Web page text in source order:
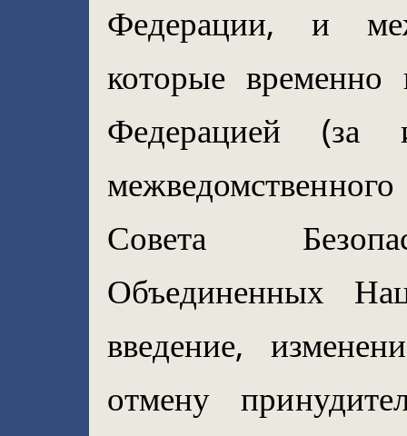
Федерации, и
которые временно
Федерацией (за
Совета
Объединенных
введение,
отмену